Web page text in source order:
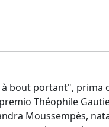
bout portant",
Théophile
Moussempès,